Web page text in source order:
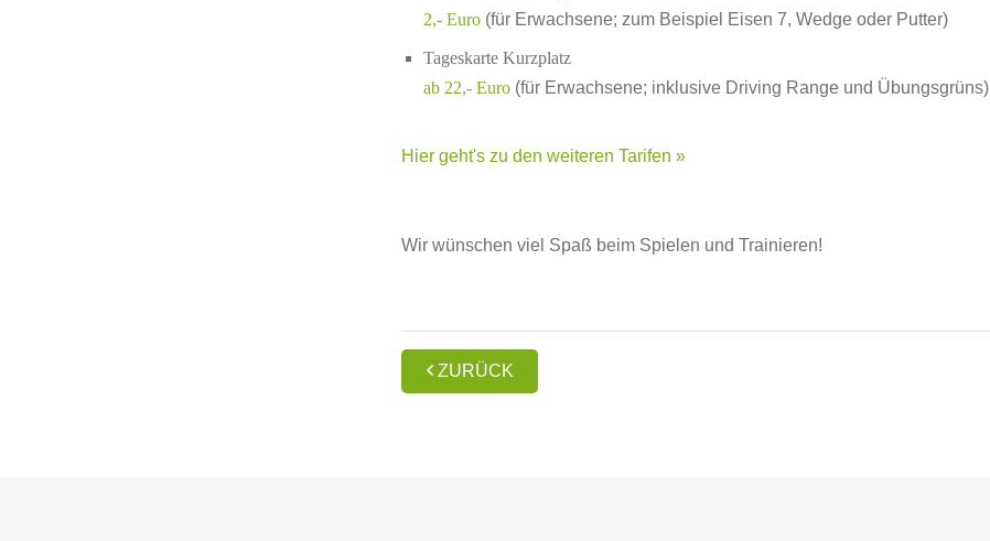
2,- Euro (für Erwachsene; zum Beispiel Eisen 7, Wedge oder Putter)
Tageskarte Kurzplatz
ab 22,- Euro (für Erwachsene; inklusive Driving Range und Übungsgrüns)
Hier geht's zu den weiteren Tarifen »
Wir wünschen viel Spaß beim Spielen und Trainieren!
ZURÜCK